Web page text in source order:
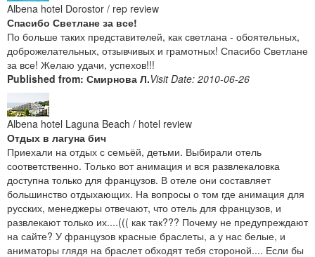
Albena hotel Dorostor / rep review
Спасибо Светлане за все!
По больше таких представителей, как светлана - обоятельных,
доброжелательных, отзывчивых и грамотных! Спасибо Светлане
за все! Желаю удачи, успехов!!!
Published from: Смирнова Л.Visit Date: 2010-06-26
Albena hotel Laguna Beach / hotel review
Отдых в лагуна бич
Приехали на отдых с семьёй, детьми. Выбирали отель
соответственно. Только вот анимация и вся развлекаловка
доступна только для французов. В отеле они составляет
большинство отдыхающих. На вопросы о том где анимация для
русских, менеджеры отвечают, что отель для французов, и
развлекают только их....((( как так??? Почему не предупреждают
на сайте? У французов красные браслеты, а у нас белые, и
аниматоры глядя на браслет обходят тебя стороной.... Если бы